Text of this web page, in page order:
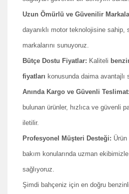
Uzun Ömürlü ve Güvenilir
dayanıklı motor teknolojisine sahip,
markalarını sunuyoruz.
Bütçe Dostu Fiyatlar: Kaliteli
fiyatları konusunda daima avantajlı
Anında Kargo ve Güvenli Teslimat:
bulunan ürünler, hızlıca ve güvenli
iletilir.
Profesyonel Müşteri Desteği:
bakım konularında uzman
sağlıyoruz.
Şimdi bahçeniz için en doğru